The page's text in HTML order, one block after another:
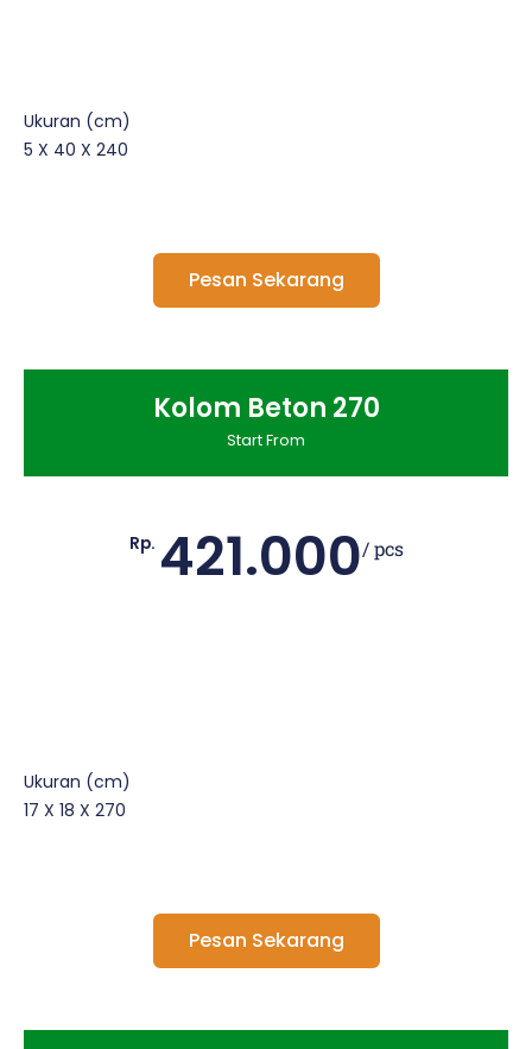
Ukuran (cm)
5 X 40 X 240
Pesan Sekarang
Kolom Beton 270
Start From
Rp. 421.000/ pcs
Ukuran (cm)
17 X 18 X 270
Pesan Sekarang